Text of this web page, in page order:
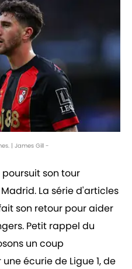
| James Gill -
son tour
La série d'articles
son retour pour aider
Petit rappel du
un coup
écurie de Ligue 1, de